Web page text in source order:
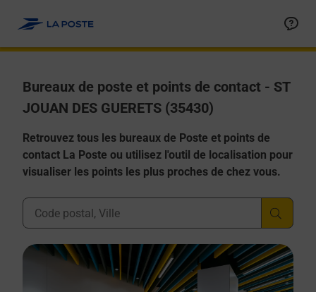
Bureaux de poste et points de contact - ST
JOUAN DES GUERETS (35430)
Retrouvez tous les bureaux de Poste et points de
contact La Poste ou utilisez l'outil de localisation pour
visualiser les points les plus proches de chez vous.
Ville, Département, Code Postal